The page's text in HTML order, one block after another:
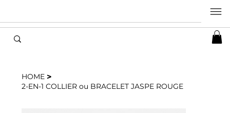
HOME >
2-EN-1 COLLIER ou BRACELET JASPE ROUGE